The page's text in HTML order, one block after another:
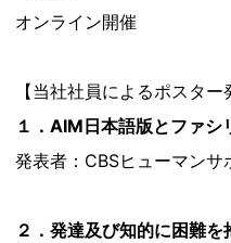
オンライン開催
【当社社員によるポスター
１．AIM日本語版とファ
発表者：CBSヒューマン
２．発達及び知的に困難